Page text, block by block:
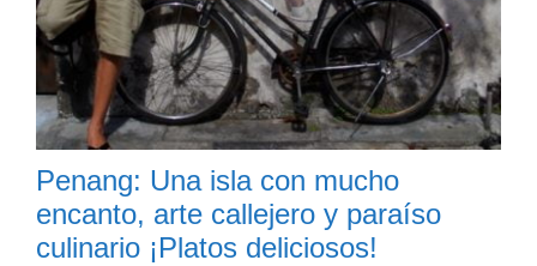
Penang: Una isla con mucho
encanto, arte callejero y paraíso
culinario ¡Platos deliciosos!